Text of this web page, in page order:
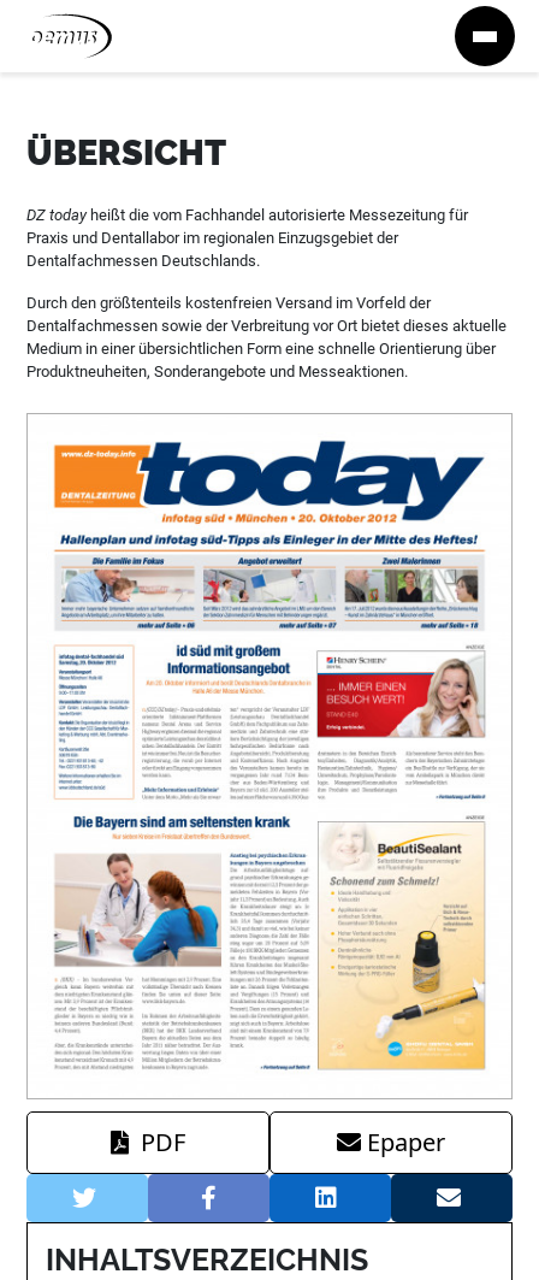
Zum Inhalt springen
ÜBERSICHT
DZ todayheißt die vom Fachhandel autorisierte Messezeitung für
Praxis und Dentallabor im regionalen Einzugsgebiet der
Dentalfachmessen Deutschlands.
Durch den größtenteils kostenfreien Versand im Vorfeld der
Dentalfachmessen sowie der Verbreitung vor Ort bietet dieses aktuelle
Medium in einer übersichtlichen Form eine schnelle Orientierung über
Produktneuheiten, Sonderangebote und Messeaktionen.
PDF Epaper
INHALTSVERZEICHNIS